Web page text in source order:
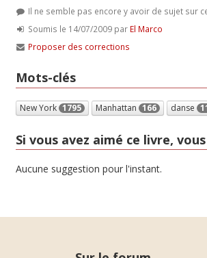
Il ne semble pas encore y avoir de sujet sur
Soumis le 14/07/2009 par El Marco
Proposer des corrections
Mots-clés
New York 1795 Manhattan 166 danse
Si vous avez aimé ce livre,
Aucune suggestion pour l'instant.